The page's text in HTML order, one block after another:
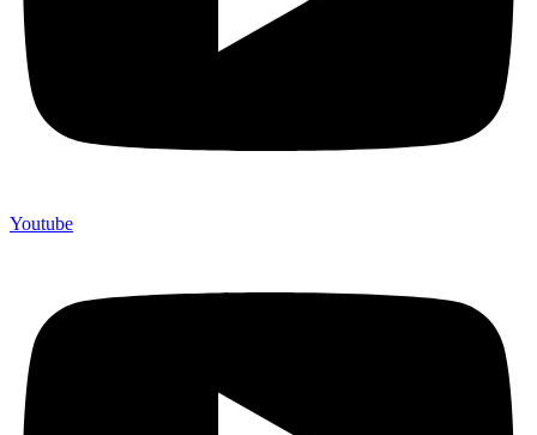
Youtube